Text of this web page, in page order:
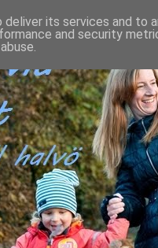
its services and to
and security